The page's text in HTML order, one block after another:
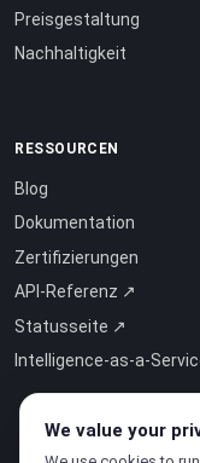
Preisgestaltung
Nachhaltigkeit
RESSOURCEN
Blog
Dokumentation
Zertifizierungen
API-Referenz ↗
Statusseite ↗
Intelligence-as-a-
We value your